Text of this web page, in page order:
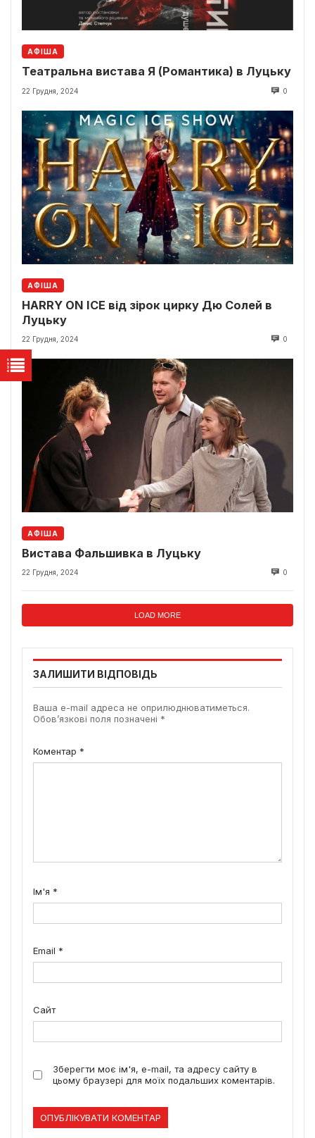
АФІША
Театральна вистава Я (Романтика) в Луцьку
22 Грудня, 2024 0
АФІША
HARRY ON ICE від зірок цирку Дю Солей в
Луцьку
22 Грудня, 2024 0
АФІША
Вистава Фальшивка в Луцьку
22 Грудня, 2024 0
LOAD MORE
ЗАЛИШИТИ ВІДПОВІДЬ
Ваша e-mail адреса не оприлюднюватиметься.
Обов’язкові поля позначені *
Коментар *
Ім'я *
Email *
Сайт
Зберегти моє ім'я, e-mail, та адресу сайту в
цьому браузері для моїх подальших коментарів.